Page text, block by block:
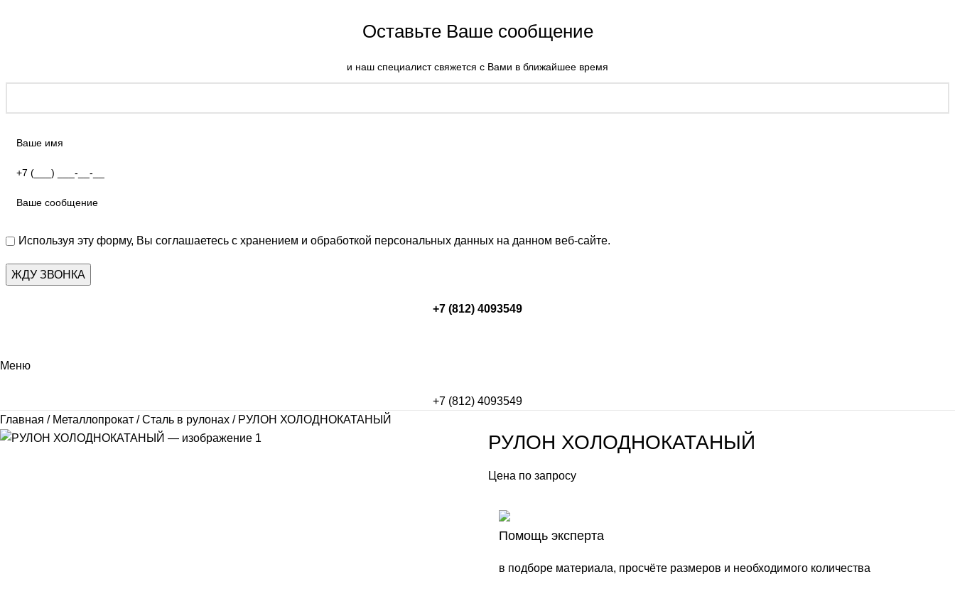
Оставьте Ваше сообщение
и наш специалист свяжется с Вами в ближайшее время
Используя эту форму, Вы соглашаетесь с хранением и обработкой персональных данных на данном веб-сайте.
+7 (812) 4093549
Меню
+7 (812) 4093549
Главная
Металлопрокат Сталь в рулонах РУЛОН ХОЛОДНОКАТАНЫЙ
РУЛОН ХОЛОДНОКАТАНЫЙ
Цена по запросу
Помощь эксперта
в подборе материала, просчёте размеров и необходимого количества